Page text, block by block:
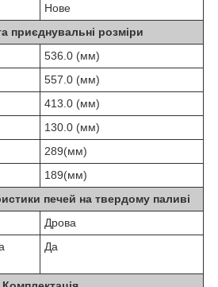
Нове
приєднувальні розміри
536.0 (мм)
557.0 (мм)
413.0 (мм)
130.0 (мм)
289(мм)
189(мм)
печей на твердому паливі
Дрова
Да